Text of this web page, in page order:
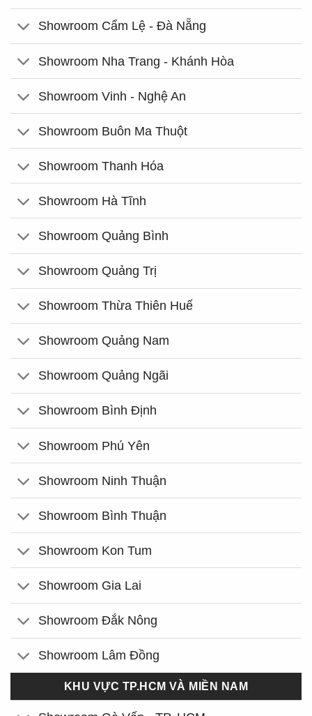
Showroom Cẩm Lệ - Đà Nẵng
Showroom Nha Trang - Khánh Hòa
Showroom Vinh - Nghệ An
Showroom Buôn Ma Thuột
Showroom Thanh Hóa
Showroom Hà Tĩnh
Showroom Quảng Bình
Showroom Quảng Trị
Showroom Thừa Thiên Huế
Showroom Quảng Nam
Showroom Quảng Ngãi
Showroom Bình Định
Showroom Phú Yên
Showroom Ninh Thuận
Showroom Bình Thuận
Showroom Kon Tum
Showroom Gia Lai
Showroom Đắk Nông
Showroom Lâm Đồng
KHU VỰC TP.HCM VÀ MIỀN NAM